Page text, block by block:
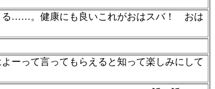
る……。健康にも良いこれがおはスバ！ おは
ーって言ってもらえると知って楽しみにして